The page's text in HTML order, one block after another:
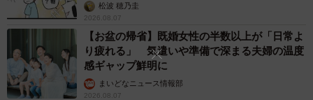
松波 穂乃圭
2026.08.07
【お盆の帰省】既婚女性の半数以上が「日常よ
り疲れる」 気遣いや準備で深まる夫婦の温度
感ギャップ鮮明に
まいどなニュース情報部
2026.08.07